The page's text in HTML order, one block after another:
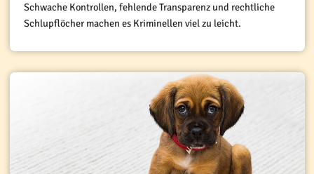
Schwache Kontrollen, fehlende Transparenz und rechtliche
Schlupflöcher machen es Kriminellen viel zu leicht.